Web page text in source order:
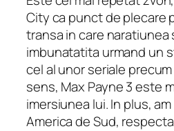
City ca punct de plecare
transa in care naratiunea
imbunatatita urmand un
cel al unor seriale
sens, Max Payne 3 este
imersiunea lui. In plus,
America de Sud,